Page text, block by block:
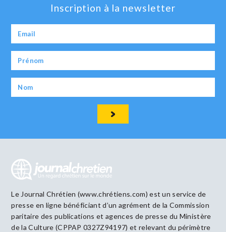
Inscription à la newsletter
Le Journal Chrétien (www.chrétiens.com) est un service de
presse en ligne bénéficiant d’un agrément de la Commission
paritaire des publications et agences de presse du Ministère
de la Culture (CPPAP 0327Z94197) et relevant du périmètre